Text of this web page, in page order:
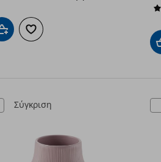
Προσθήκη στο καλάθι
Προσθήκη στα αγαπημένα
Σύγκριση